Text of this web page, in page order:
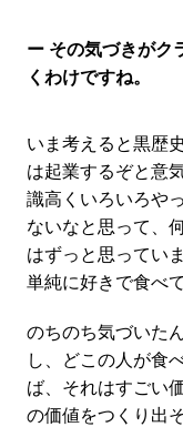
ー その気づきがク
くわけですね。
いま考えると黒歴
は起業するぞと意
識高くいろいろや
ないなと思って、
はずっと思ってい
単純に好きで食べ
のちのち気づいた
し、どこの人が食
ば、それはすごい
の価値をつくり出